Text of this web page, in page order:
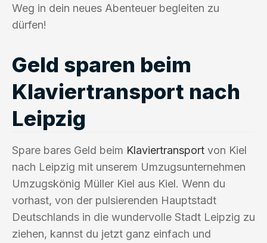
Weg in dein neues Abenteuer begleiten zu
dürfen!
Geld sparen beim
Klaviertransport nach
Leipzig
Spare bares Geld beim Klaviertransport von Kiel
nach Leipzig mit unserem Umzugsunternehmen
Umzugskönig Müller Kiel aus Kiel. Wenn du
vorhast, von der pulsierenden Hauptstadt
Deutschlands in die wundervolle Stadt Leipzig zu
ziehen, kannst du jetzt ganz einfach und